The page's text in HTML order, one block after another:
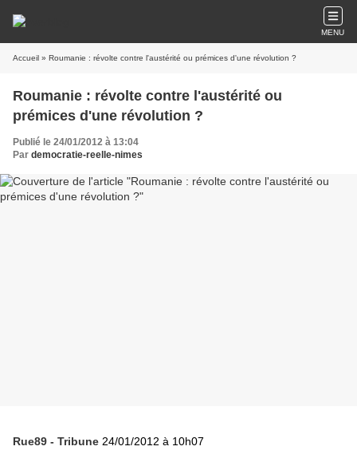
MENU
Accueil » Roumanie : révolte contre l'austérité ou prémices d'une révolution ?
Roumanie : révolte contre l'austérité ou
prémices d'une révolution ?
Publié le 24/01/2012 à 13:04
Par democratie-reelle-nimes
Rue89 - Tribune 24/01/2012 à 10h07